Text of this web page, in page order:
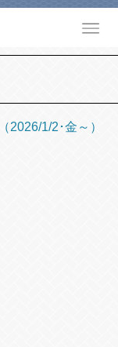
2026/1/2･金～）